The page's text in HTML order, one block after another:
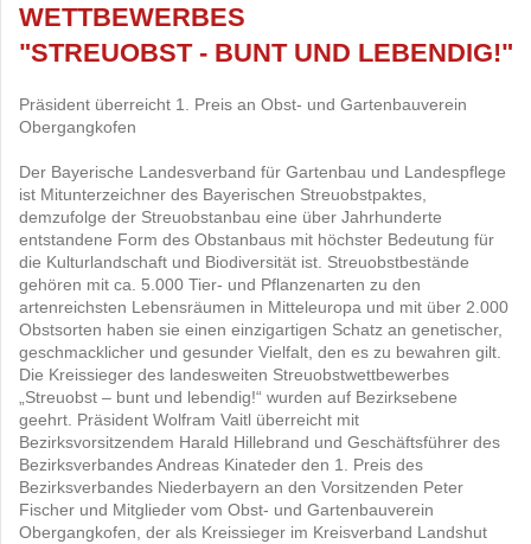
WETTBEWERBES
"STREUOBST - BUNT UND LEBENDIG!"
Präsident überreicht 1. Preis an Obst- und Gartenbauverein
Obergangkofen
Der Bayerische Landesverband für Gartenbau und Landespflege
ist Mitunterzeichner des Bayerischen Streuobstpaktes,
demzufolge der Streuobstanbau eine über Jahrhunderte
entstandene Form des Obstanbaus mit höchster Bedeutung für
die Kulturlandschaft und Biodiversität ist. Streuobstbestände
gehören mit ca. 5.000 Tier- und Pflanzenarten zu den
artenreichsten Lebensräumen in Mitteleuropa und mit über 2.000
Obstsorten haben sie einen einzigartigen Schatz an genetischer,
geschmacklicher und gesunder Vielfalt, den es zu bewahren gilt.
Die Kreissieger des landesweiten Streuobstwettbewerbes
„Streuobst – bunt und lebendig!“ wurden auf Bezirksebene
geehrt. Präsident Wolfram Vaitl überreicht mit
Bezirksvorsitzendem Harald Hillebrand und Geschäftsführer des
Bezirksverbandes Andreas Kinateder den 1. Preis des
Bezirksverbandes Niederbayern an den Vorsitzenden Peter
Fischer und Mitglieder vom Obst- und Gartenbauverein
Obergangkofen, der als Kreissieger im Kreisverband Landshut